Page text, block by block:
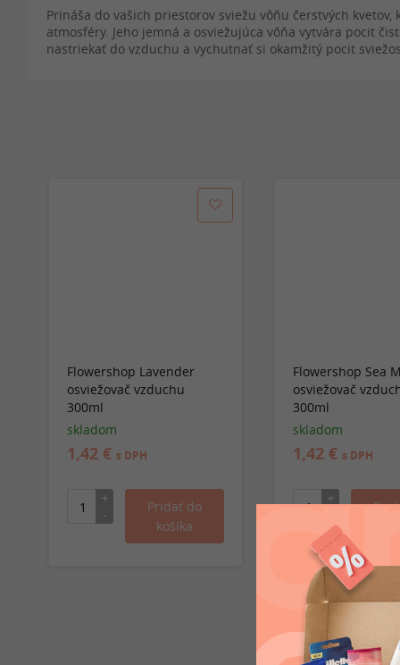
Prináša do vašich priestorov sviežu vôňu čerstvých
atmosféry. Jeho jemná a osviežujúca vôňa vytvára pocit
nastriekať do vzduchu a vychutnať si okamžitý pocit
Flowershop Lavender
osviežovač vzduchu
300ml
skladom
1,42 € s DPH
Flowershop Sea
osviežovač
300ml
skladom
1,42 € s DPH